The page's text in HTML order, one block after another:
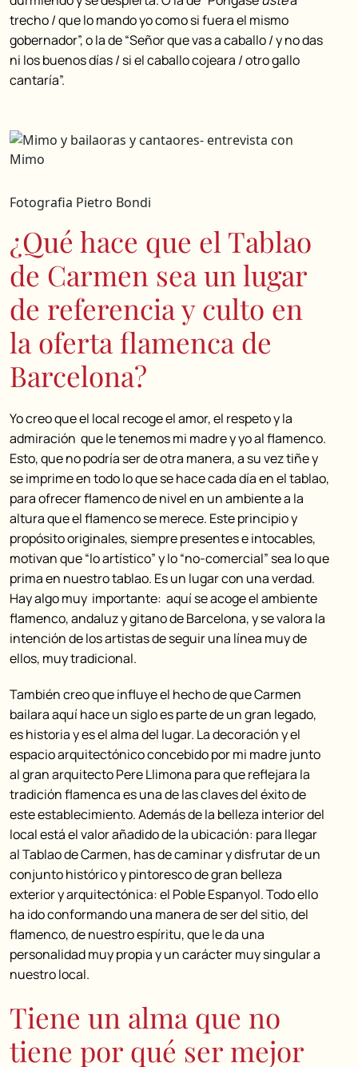
trecho / que lo mando yo como si fuera el mismo
gobernador”, o la de “Señor que vas a caballo / y no das
ni los buenos días / si el caballo cojeara / otro gallo
cantaría”.
Fotografia Pietro Bondi
¿Qué hace que el Tablao
de Carmen sea un lugar
de referencia y culto en
la oferta flamenca de
Barcelona?
Yo creo que el local recoge el amor, el respeto y la
admiración que le tenemos mi madre y yo al flamenco.
Esto, que no podría ser de otra manera, a su vez tiñe y
se imprime en todo lo que se hace cada día en el tablao,
para ofrecer flamenco de nivel en un ambiente a la
altura que el flamenco se merece. Este principio y
propósito originales, siempre presentes e intocables,
motivan que “lo artístico” y lo “no-comercial” sea lo que
prima en nuestro tablao. Es un lugar con una verdad.
Hay algo muy importante: aquí se acoge el ambiente
flamenco, andaluz y gitano de Barcelona, y se valora la
intención de los artistas de seguir una línea muy de
ellos, muy tradicional.
También creo que influye el hecho de que Carmen
bailara aquí hace un siglo es parte de un gran legado,
es historia y es el alma del lugar. La decoración y el
espacio arquitectónico concebido por mi madre junto
al gran arquitecto Pere Llimona para que reflejara la
tradición flamenca es una de las claves del éxito de
este establecimiento. Además de la belleza interior del
local está el valor añadido de la ubicación: para llegar
al Tablao de Carmen, has de caminar y disfrutar de un
conjunto histórico y pintoresco de gran belleza
exterior y arquitectónica: el Poble Espanyol. Todo ello
ha ido conformando una manera de ser del sitio, del
flamenco, de nuestro espíritu, que le da una
personalidad muy propia y un carácter muy singular a
nuestro local.
Tiene un alma que no
tiene por qué ser mejor